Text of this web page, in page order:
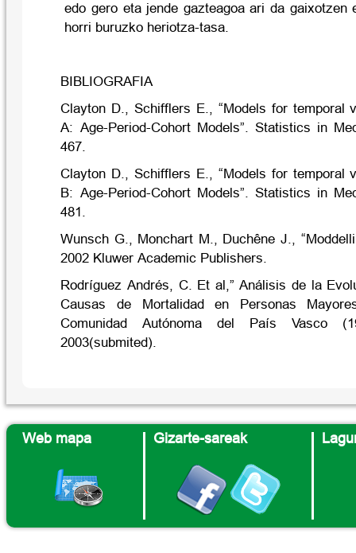
edo gero eta jende gazteagoa ari da gaixotzen
horri buruzko heriotza-tasa.
BIBLIOGRAFIA
Clayton D., Schifflers E., “Models for temporal
A: Age-Period-Cohort Models”. Statistics in
467.
Clayton D., Schifflers E., “Models for temporal
B: Age-Period-Cohort Models”. Statistics in
481.
Wunsch G., Monchart M., Duchêne J.,
2002 Kluwer Academic Publishers.
Rodríguez Andrés, C. Et al,” Análisis de la
Causas de Mortalidad en Personas
Comunidad Autónoma del País Vasco
2003(submited).
Web mapa Gizarte-sareak